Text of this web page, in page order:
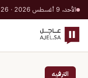
الأحد، 9 أغسطس 2026 · 26 صفر 1448 هـ
الترفيه